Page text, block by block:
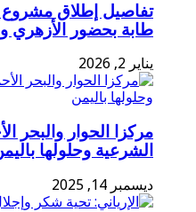
تفاصيل إطلاق
طابة بحضور الأزهري
يناير 2, 2026
مركزا الحوار والبحر
الشرعية وحلولها
ديسمبر 14, 2025